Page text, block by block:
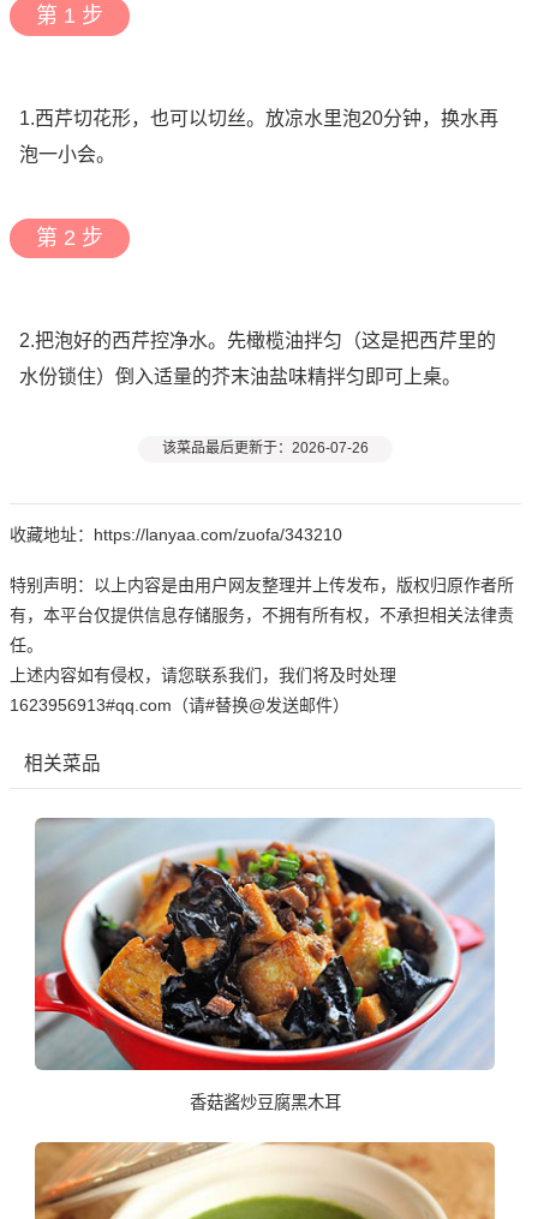
第 1 步
1.西芹切花形，也可以切丝。放凉水里泡20分钟，换水再
泡一小会。
第 2 步
2.把泡好的西芹控净水。先橄榄油拌匀（这是把西芹里的
水份锁住）倒入适量的芥末油盐味精拌匀即可上桌。
该菜品最后更新于：2026-07-26
收藏地址：https://lanyaa.com/zuofa/343210
特别声明：以上内容是由用户网友整理并上传发布，版权归原作者所
有，本平台仅提供信息存储服务，不拥有所有权，不承担相关法律责
任。
上述内容如有侵权，请您联系我们，我们将及时处理
1623956913#qq.com（请#替换@发送邮件）
相关菜品
香菇酱炒豆腐黑木耳